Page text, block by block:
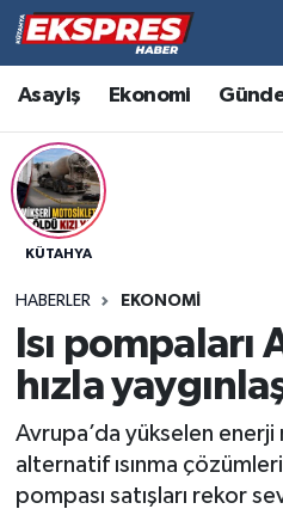
Asayiş Ekonomi
KÜTAHYA
HABERLER EKONOMI
Isı pompaları
hızla
Avrupa’da yükselen
alternatif ısınma
pompası satışları rekor
Altıntaş
Asayiş
Aslanapa
Bölge
Çavdarhisar
Domaniç
Hava Durumu
Trafik Durumu
Süper Lig Puan
Son Dakika Haberleri
Haber Arşivi